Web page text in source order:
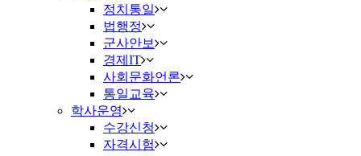
정치통일
법행정
군사안보
경제IT
사회문화언론
통일교육
학사운영
수강신청
자격시험